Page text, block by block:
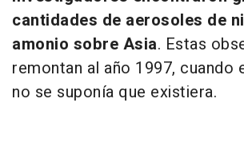
cantidades de aerosoles de
amonio sobre Asia. Estas
remontan al año 1997, cuando
no se suponía que existiera.